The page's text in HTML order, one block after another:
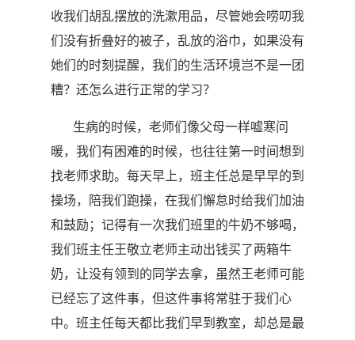
收我们胡乱摆放的洗漱用品，尽管她会唠叨我
们没有折叠好的被子，乱放的浴巾，如果没有
她们的时刻提醒，我们的生活环境岂不是一团
糟？还怎么进行正常的学习？
生病的时候，老师们像父母一样嘘寒问
暖，我们有困难的时候，也往往第一时间想到
找老师求助。每天早上，班主任总是早早的到
操场，陪我们跑操，在我们懈怠时给我们加油
和鼓励；记得有一次我们班里的牛奶不够喝，
我们班主任王敬立老师主动出钱买了两箱牛
奶，让没有领到的同学去拿，虽然王老师可能
已经忘了这件事，但这件事将常驻于我们心
中。班主任每天都比我们早到教室，却总是最